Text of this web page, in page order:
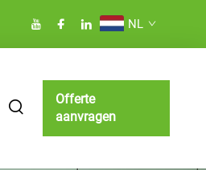
NL
Offerte
aanvragen